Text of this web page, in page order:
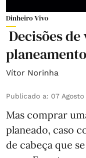
Dinheiro Vivo
Decisões
Vítor Norinha
Publicado a: 07
Mas comprar
planeado, caso
de cabeça que